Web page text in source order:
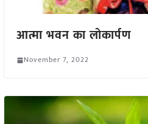
आत्मा भवन का लोकार्पण
November 7, 2022